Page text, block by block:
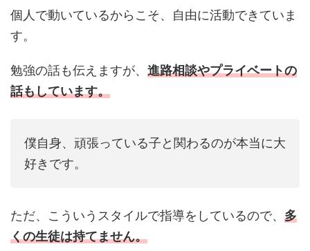
個人で動いているからこそ、自由に活動できていま
す。
勉強の話も伝えますが、 進路相談やプライベートの
話もしています。
僕自身、頑張っている子と関わるのが本当に大
好きです。
ただ、こういうスタイルで指導をしているので、 多
くの生徒は持てません。